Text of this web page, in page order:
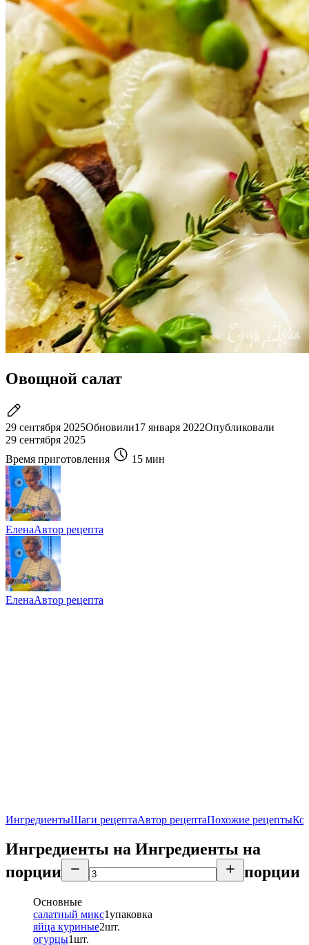
Овощной салат
29 сентября 2025Обновили17 января 2022Опубликовали
29 сентября 2025
Время приготовления
15 мин
ЕленаАвтор рецепта
ЕленаАвтор рецепта
ИнгредиентыШаги рецептаАвтор рецептаПохожие рецепты
Ингредиенты на Ингредиенты на
порции
порции
Основные
салатный микс1упаковка
яйца куриные2шт.
огурцы1шт.